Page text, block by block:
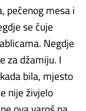
pečenog mesa i
se čuje
Negdje
za džamiju. I
bila, mjesto
nije živjelo